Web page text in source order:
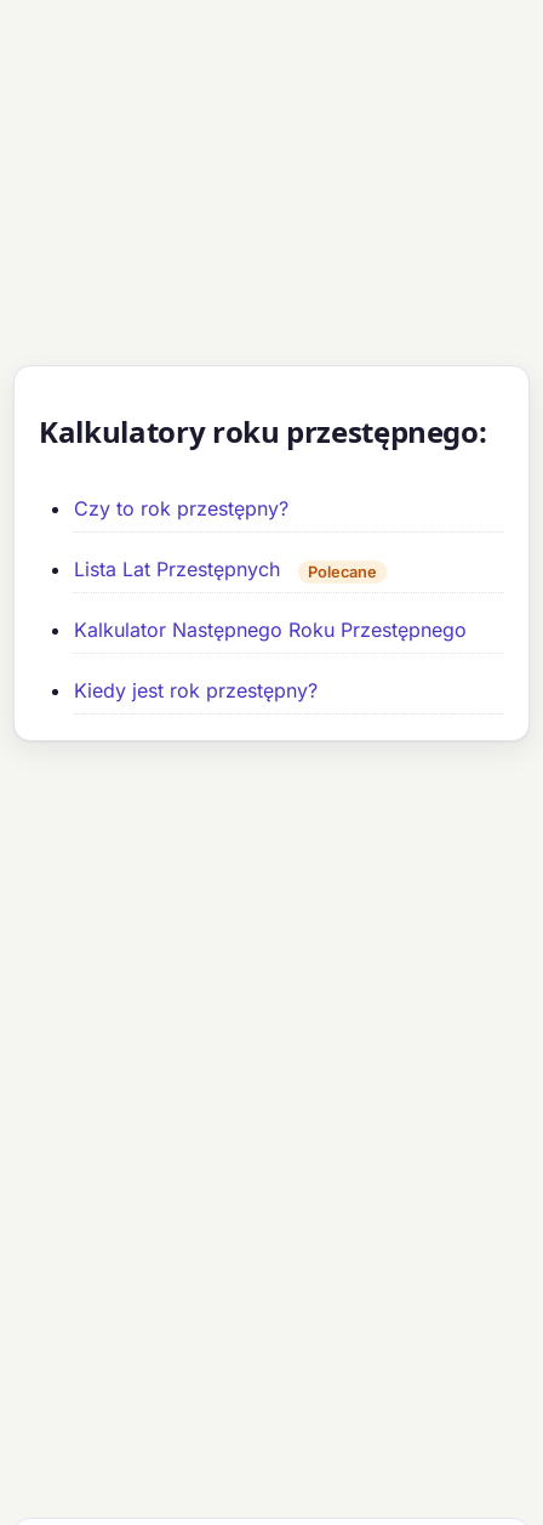
Kalkulatory roku przestępnego:
Czy to rok przestępny?
Lista Lat Przestępnych Polecane
Kalkulator Następnego Roku Przestępnego
Kiedy jest rok przestępny?